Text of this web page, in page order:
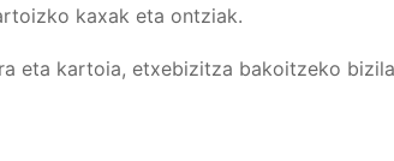
kaxak eta ontziak.
eta kartoia, etxebizitza bakoitzeko